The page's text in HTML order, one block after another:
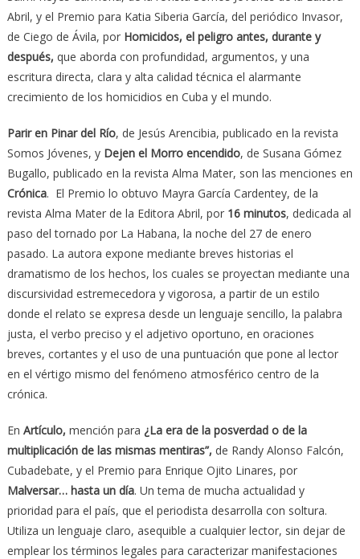
Abril, y el Premio para Katia Siberia García, del periódico Invasor,
de Ciego de Ávila, porHomicidos, el peligro antes, durante y
después, que aborda con profundidad, argumentos, y una
escritura directa, clara y alta calidad técnica el alarmante
crecimiento de los homicidios en Cuba y el mundo.
Parir en Pinar del Río, de Jesús Arencibia, publicado en la revista
Somos Jóvenes, y Dejen el Morro encendido, de Susana Gómez
Bugallo, publicado en la revista Alma Mater, son las menciones en
Crónica. El Premio lo obtuvo Mayra García Cardentey, de la
revista Alma Mater de la Editora Abril, por 16 minutos, dedicada al
paso del tornado por La Habana, la noche del 27 de enero
pasado. La autora expone mediante breves historias el
dramatismo de los hechos, los cuales se proyectan mediante una
discursividad estremecedora y vigorosa, a partir de un estilo
donde el relato se expresa desde un lenguaje sencillo, la palabra
justa, el verbo preciso y el adjetivo oportuno, en oraciones
breves, cortantes y el uso de una puntuación que pone al lector
en el vértigo mismo del fenómeno atmosférico centro de la
crónica.
En Artículo, mención para ¿La era de la posverdad o de la
multiplicación de las mismas mentiras”, de Randy Alonso Falcón,
Cubadebate, y el Premio para Enrique Ojito Linares, por
Malversar… hasta un día. Un tema de mucha actualidad y
prioridad para el país, que el periodista desarrolla con soltura.
Utiliza un lenguaje claro, asequible a cualquier lector, sin dejar de
emplear los términos legales para caracterizar manifestaciones